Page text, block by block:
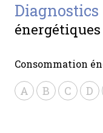
diagnostics
énergétiques
Consommation
A B C D